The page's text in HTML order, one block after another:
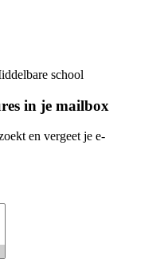
school
in je mailbox
en vergeet je e-